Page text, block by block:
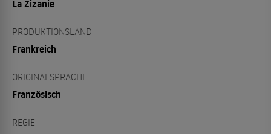
La Zizanie
PRODUKTIONSLAND
Frankreich
ORIGINALSPRACHE
Französisch
REGIE